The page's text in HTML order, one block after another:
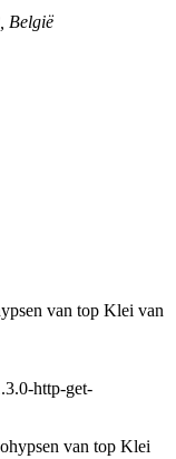
, België
van top Klei van
http-get-
van top Klei